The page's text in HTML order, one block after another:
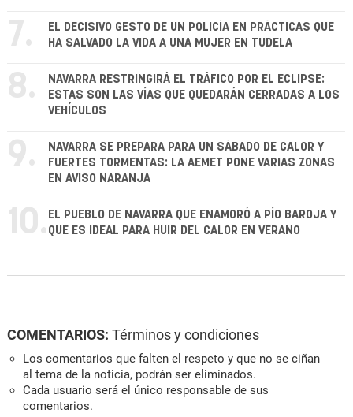
7.
EL DECISIVO GESTO DE UN POLICÍA EN PRÁCTICAS QUE
HA SALVADO LA VIDA A UNA MUJER EN TUDELA
8.
NAVARRA RESTRINGIRÁ EL TRÁFICO POR EL ECLIPSE:
ESTAS SON LAS VÍAS QUE QUEDARÁN CERRADAS A LOS
VEHÍCULOS
9.
NAVARRA SE PREPARA PARA UN SÁBADO DE CALOR Y
FUERTES TORMENTAS: LA AEMET PONE VARIAS ZONAS
EN AVISO NARANJA
10. EL PUEBLO DE NAVARRA QUE ENAMORÓ A PÍO BAROJA Y
QUE ES IDEAL PARA HUIR DEL CALOR EN VERANO
COMENTARIOS: Términos y condiciones
Los comentarios que falten el respeto y que no se ciñan
al tema de la noticia, podrán ser eliminados.
Cada usuario será el único responsable de sus
comentarios.